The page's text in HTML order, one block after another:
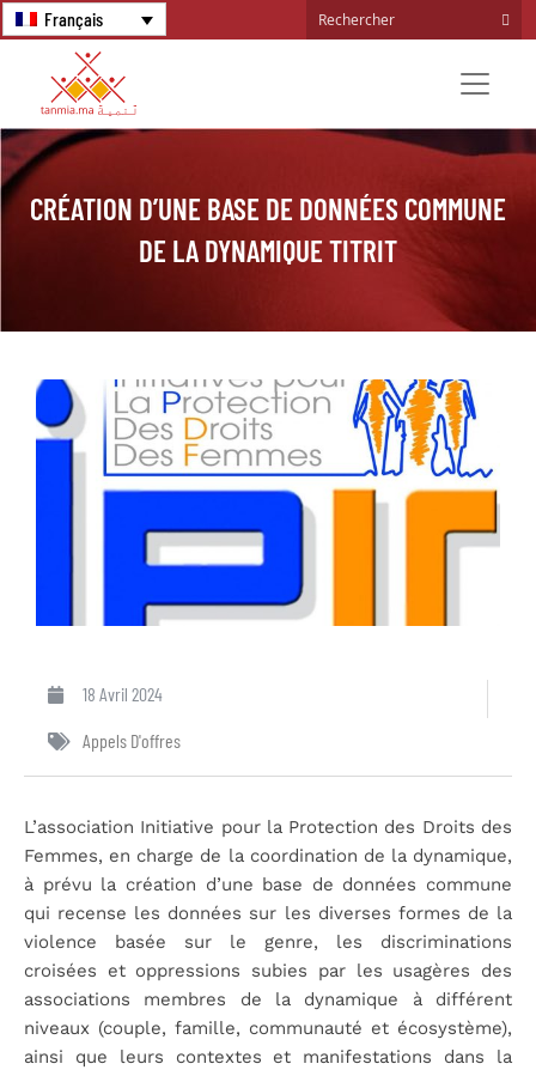
Français
CRÉATION D’UNE BASE DE DONNÉES COMMUNE
DE LA DYNAMIQUE TITRIT
18 Avril 2024
Appels D'offres
L’association Initiative pour la Protection des Droits des
Femmes, en charge de la coordination de la dynamique,
à prévu la création d’une base de données commune
qui recense les données sur les diverses formes de la
violence basée sur le genre, les discriminations
croisées et oppressions subies par les usagères des
associations membres de la dynamique à différent
niveaux (couple, famille, communauté et écosystème),
ainsi que leurs contextes et manifestations dans la